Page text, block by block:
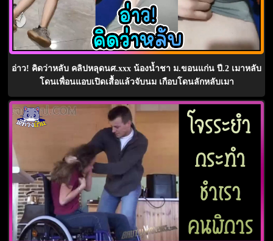
อ่าว! คิดว่าหลับ คลิปหลุดนศ.xxx น้องน้ำชา ม.ขอนแก่น ปี.2 เมาหลับ
โดนเพื่อนแอบเปิดเสื้อแล้วจับนม เกือบโดนลักหลับเมา